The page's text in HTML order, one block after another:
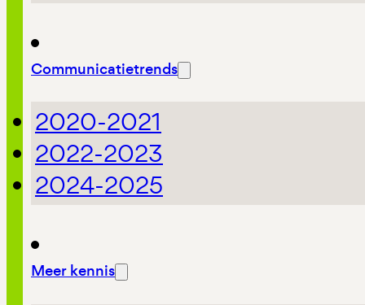
Communicatietrends
2020-2021
2022-2023
2024-2025
Meer kennis